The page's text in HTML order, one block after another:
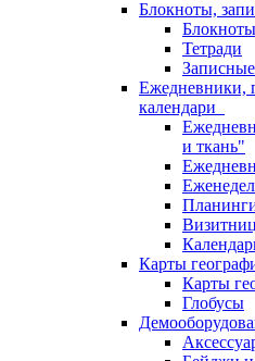
Блокноты,
Блокноты
Тетради
Ежедневники,
календари
и ткань"
Карты
Карты
Глобусы